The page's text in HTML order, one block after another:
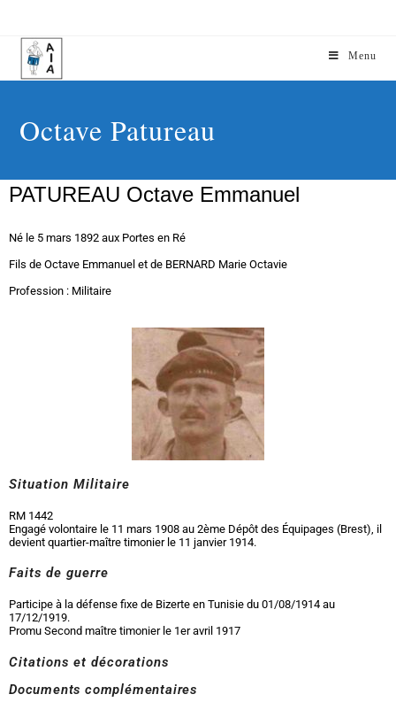
Menu
Octave Patureau
PATUREAU Octave Emmanuel
Né le 5 mars 1892 aux Portes en Ré
Fils de Octave Emmanuel et de BERNARD Marie Octavie
Profession : Militaire
Situation Militaire
RM 1442
Engagé volontaire le 11 mars 1908 au 2ème Dépôt des Équipages (Brest), il
devient quartier-maître timonier le 11 janvier 1914.
Faits de guerre
Participe à la défense fixe de Bizerte en Tunisie du 01/08/1914 au
17/12/1919.
Promu Second maître timonier le 1er avril 1917
Citations et décorations
Documents complémentaires